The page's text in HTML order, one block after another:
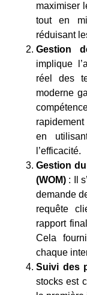
maximiser
tout en
réduisant
Gestion
implique
réel des
moderne
en
l’efficacité.
Gestion
(WOM) : Il
demande
requête
rapport
Cela
chaque
Suivi des
stocks est